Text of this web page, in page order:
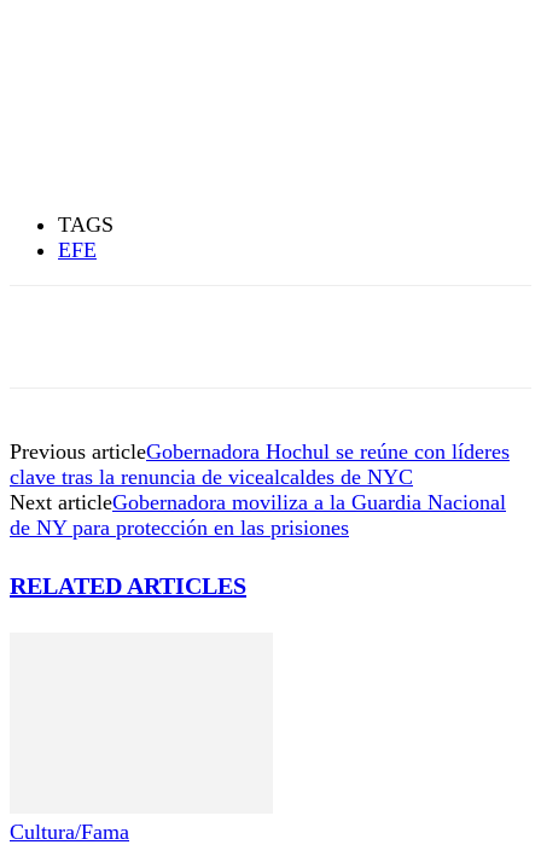
TAGS
EFE
Previous articleGobernadora Hochul se reúne con líderes
clave tras la renuncia de vicealcaldes de NYC
Next articleGobernadora moviliza a la Guardia Nacional
de NY para protección en las prisiones
RELATED ARTICLES
Cultura/Fama